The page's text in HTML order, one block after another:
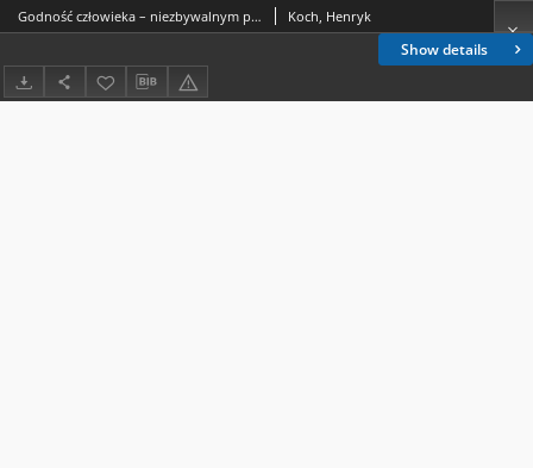
Show details
Godność człowieka – niezbywalnym prawem i fundamentem ładu społecznego Koch, Henryk